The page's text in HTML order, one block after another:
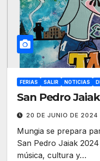
FERIAS SALIR NOTICIAS
San Pedro
20 DE JUNIO DE 2024
Mungia se prepara
San Pedro Jaiak
música, cultura y…